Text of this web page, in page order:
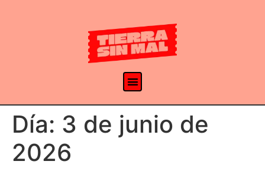
Día: 3 de junio de
2026